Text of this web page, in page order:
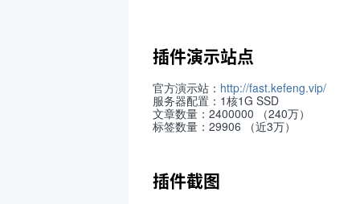
插件演示站点
官方演示站： http://fast.kefeng.vip/
服务器配置：1核1G SSD
文章数量：2400000 （240万）
标签数量：29906 （近3万）
插件截图